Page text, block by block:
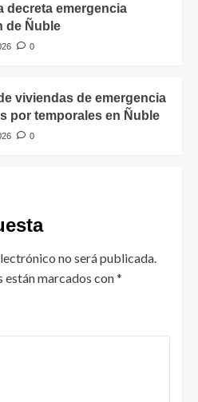
decreta emergencia
de Ñuble
0
viviendas de emergencia
por temporales en Ñuble
0
no será publicada.
marcados con*